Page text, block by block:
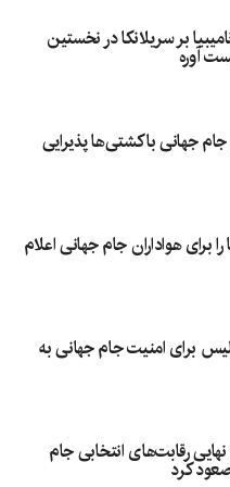
بر سریلانکا در نخستین
آوره
جهانی با کشتی‌ها پذیرایی
برای هواداران جام جهانی اعلام
پولیس برای امنیت جام جهانی به
رقابت‌های انتخابی جام